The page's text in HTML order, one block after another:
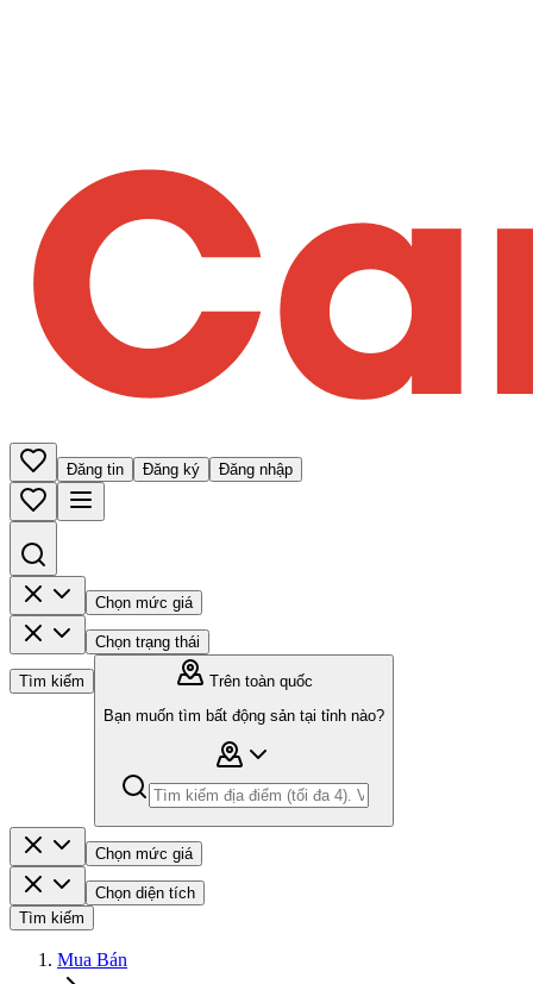
Đăng tin Đăng ký Đăng nhập
Chọn mức giá
Chọn trạng thái
Tìm kiếm
Trên toàn quốc
Bạn muốn tìm bất động sản tại tỉnh nào?
Chọn mức giá
Chọn diện tích
Tìm kiếm
Mua Bán